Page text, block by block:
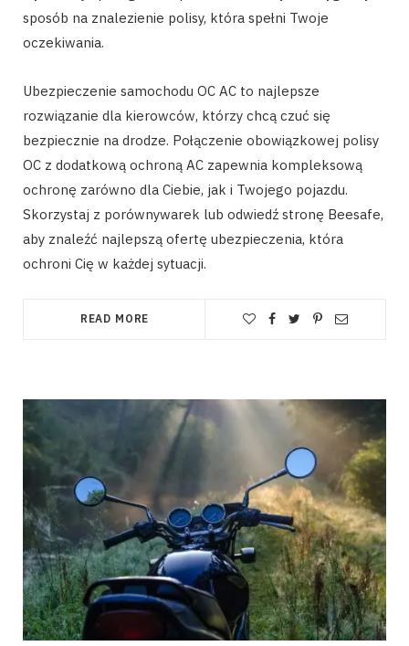
sposób na znalezienie polisy, która spełni Twoje
oczekiwania.
Ubezpieczenie samochodu OC AC to najlepsze
rozwiązanie dla kierowców, którzy chcą czuć się
bezpiecznie na drodze. Połączenie obowiązkowej polisy
OC z dodatkową ochroną AC zapewnia kompleksową
ochronę zarówno dla Ciebie, jak i Twojego pojazdu.
Skorzystaj z porównywarek lub odwiedź stronę Beesafe,
aby znaleźć najlepszą ofertę ubezpieczenia, która
ochroni Cię w każdej sytuacji.
READ MORE